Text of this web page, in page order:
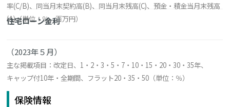
率(C/B)、同当月末契約高(B)、同当月末残高(C)、預金・積金当月末残高
(A)（単位：％、百万円）
住宅ローン金利
（2023年５月）
主な掲載項目：改定日、1・2・3・5・7・10・15・20・30・35年、
キャップ付10年・全期間、フラット20・35・50（単位：％）
保険情報